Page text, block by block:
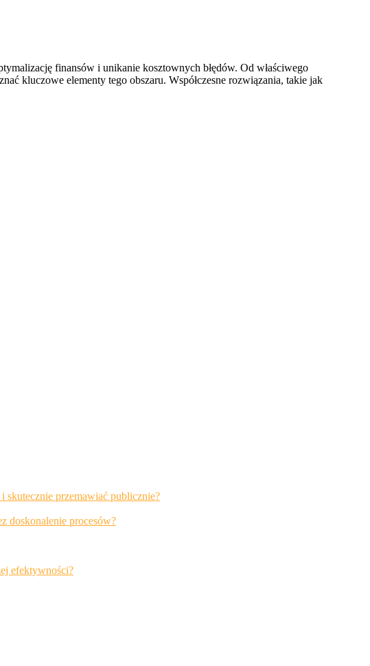
finansów i unikanie kosztownych błędów. Od właściwego
kluczowe elementy tego obszaru. Współczesne rozwiązania, takie jak
skutecznie przemawiać publicznie?
doskonalenie procesów?
efektywności?